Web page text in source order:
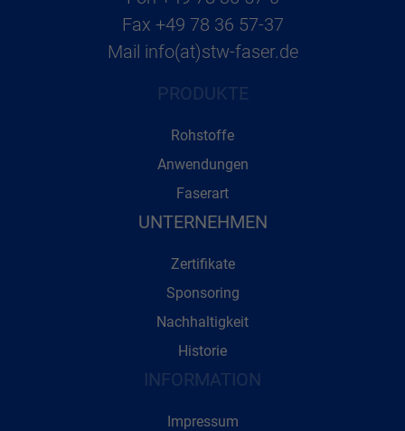
Fax +49 78 36 57-37
Mail info(at)stw-faser.de
PRODUKTE
Rohstoffe
Anwendungen
Faserart
UNTERNEHMEN
Zertifikate
Sponsoring
Nachhaltigkeit
Historie
INFORMATION
Impressum